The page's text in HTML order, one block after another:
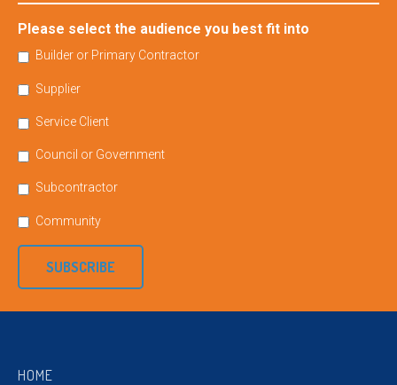
Please select the audience you best fit into
Builder or Primary Contractor
Supplier
Service Client
Council or Government
Subcontractor
Community
SUBSCRIBE
HOME